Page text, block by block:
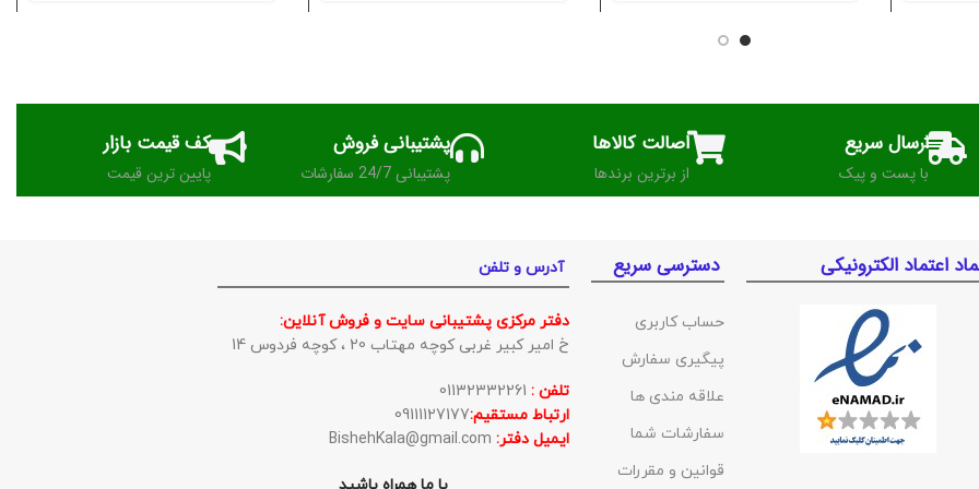
ارسال سریع
با پست و پیک
اصالت کالاها
از برترین برندها
پشتیبانی فروش
پشتیبانی 24/7 سفارشات
کف قیمت بازار
پایین ترین قیمت
اعتماد الکترونیکی دسترسی سریع
حساب کاربری
پیگیری سفارش
علاقه مندی ها
سفارشات شما
قوانین و مقررات
آدرس و تلفن
دفتر مرکزی پشتیبانی سایت و فروش آنلاین:
خ امیر کبیر غربی کوچه مهتاب 20 ، کوچه فردوس 14
تلفن :
ارتباط مستقیم:09111127177
ایمیل دفتر: